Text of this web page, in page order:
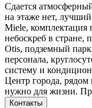
Сдается
на этаже нет,
Miele, комплектация
небоскреб в стране,
Otis, подземный
персонала,
систему и
Центр города, рядом
нужно для жизни.
Контакты